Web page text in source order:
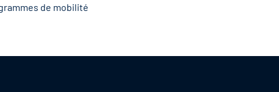
de mobilité